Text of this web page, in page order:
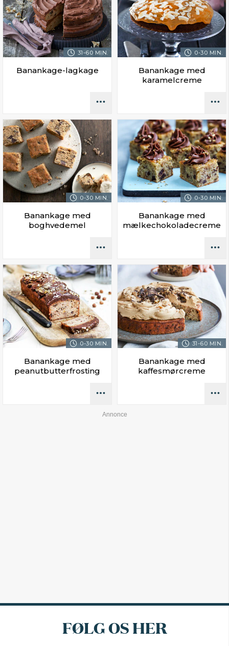
31-60 MIN.
Banankage-lagkage
0-30 MIN.
Banankage med
karamelcreme
0-30 MIN.
Banankage med
boghvedemel
0-30 MIN.
Banankage med
mælkechokoladecreme
0-30 MIN.
Banankage med
peanutbutterfrosting
31-60 MIN.
Banankage med
kaffesmørcreme
FØLG OS HER